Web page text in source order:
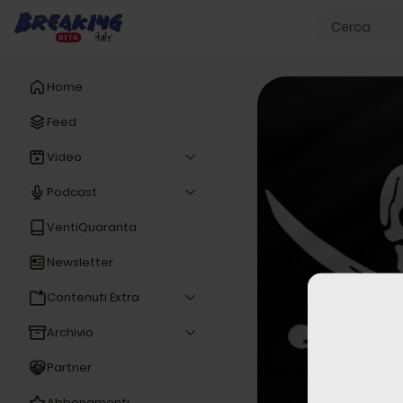
Home
Feed
Video
Podcast
VentiQuaranta
Newsletter
Contenuti Extra
Archivio
Partner